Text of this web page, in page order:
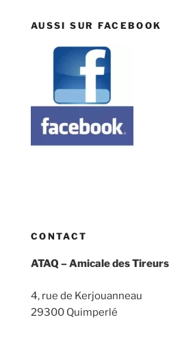
AUSSI SUR FACEBOOK
CONTACT
ATAQ – Amicale des
4, rue de Kerjouanneau
29300 Quimperlé